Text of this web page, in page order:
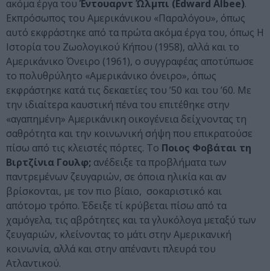
ακόμα έργα του Έντουαρντ Ώλμπι (Edward Albee).
Εκπρόσωπος του Αμερικάνικου «Παραλόγου», όπως
αυτό εκφράστηκε από τα πρώτα ακόμα έργα του, όπως Η
Ιστορία του Ζωολογικού Κήπου (1958), αλλά και το
Αμερικάνικο Όνειρο (1961), ο συγγραφέας αποτύπωσε
το πολυθρύλητο «Αμερικάνικο όνειρο», όπως
εκφράστηκε κατά τις δεκαετίες του ’50 και του ’60. Με
την ιδιαίτερα καυστική πένα του επιτέθηκε στην
«αγαπημένη» Αμερικάνικη οικογένεια δείχνοντας τη
σαθρότητα και την κοινωνική σήψη που επικρατούσε
πίσω από τις κλειστές πόρτες. Το Ποιος Φοβάται τη
Βιρτζίνια Γουλφ; ανέδειξε τα προβλήματα των
παντρεμένων ζευγαριών, σε όποια ηλικία και αν
βρίσκονται, με τον πιο βίαιο, σοκαριστικό και
απότομο τρόπο. Έδειξε τί κρύβεται πίσω από τα
χαμόγελα, τις αβρότητες και τα γλυκόλογα μεταξύ των
ζευγαριών, κλείνοντας το μάτι στην Αμερικανική
κοινωνία, αλλά και στην απέναντι πλευρά του
Ατλαντικού.